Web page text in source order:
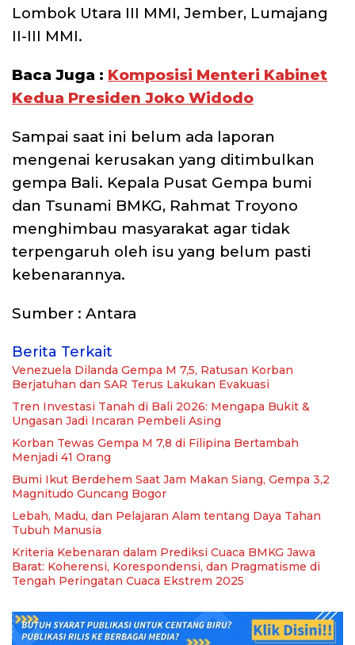
Lombok Utara III MMI, Jember, Lumajang
II-III MMI.
Baca Juga : Komposisi Menteri Kabinet
Kedua Presiden Joko Widodo
Sampai saat ini belum ada laporan
mengenai kerusakan yang ditimbulkan
gempa Bali. Kepala Pusat Gempa bumi
dan Tsunami BMKG, Rahmat Troyono
menghimbau masyarakat agar tidak
terpengaruh oleh isu yang belum pasti
kebenarannya.
Sumber : Antara
Berita Terkait
Venezuela Dilanda Gempa M 7,5, Ratusan Korban
Berjatuhan dan SAR Terus Lakukan Evakuasi
Tren Investasi Tanah di Bali 2026: Mengapa Bukit &
Ungasan Jadi Incaran Pembeli Asing
Korban Tewas Gempa M 7,8 di Filipina Bertambah
Menjadi 41 Orang
Bumi Ikut Berdehem Saat Jam Makan Siang, Gempa 3,2
Magnitudo Guncang Bogor
Lebah, Madu, dan Pelajaran Alam tentang Daya Tahan
Tubuh Manusia
Kriteria Kebenaran dalam Prediksi Cuaca BMKG Jawa
Barat: Koherensi, Korespondensi, dan Pragmatisme di
Tengah Peringatan Cuaca Ekstrem 2025